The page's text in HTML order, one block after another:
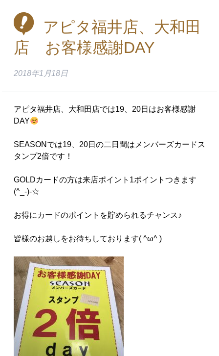
アピタ福井店、大和田
店 お客様感謝DAY
2018年1月18日
アピタ福井店、大和田店では19、20日はお客様感謝
DAY
SEASONでは19、20日の二日間はメンバーズカードス
タンプ2倍です！
GOLDカードの方は来店ポイント1ポイントつきます
(^_-)-☆
お得にカードのポイントを貯められるチャンス♪
皆様のお越しをお待ちしております( ^ω^ )